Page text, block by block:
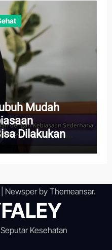
Mudah
Dilakukan
Newsperby Themeansar.
Kesehatan